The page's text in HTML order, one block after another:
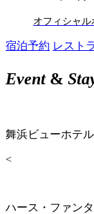
オフィシャ
宿泊予約 レスト
Event&
舞浜ビューホテ
<
ハース・ファン